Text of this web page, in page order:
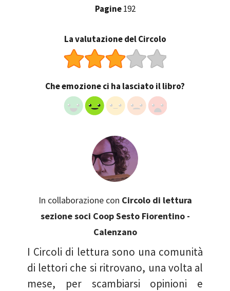
Pagine192
La valutazione del Circolo
Che emozione ci ha lasciato il libro?
In collaborazione con Circolo di lettura
sezione soci Coop Sesto Fiorentino -
Calenzano
I Circoli di lettura sono una comunità
di lettori che si ritrovano, una volta al
mese, per scambiarsi opinioni e